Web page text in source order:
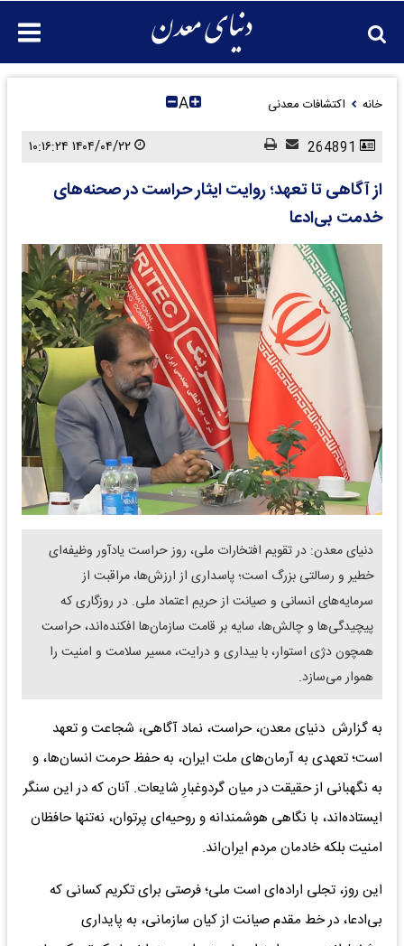
خانه اکتشافات معدنی A
از آگاهی تا تعهد؛ روایت ایثار حراست در صحنه‌های
خدمت بی‌ادعا
دنیای معدن: در تقویم افتخارات ملی، روز حراست یادآور وظیفه‌ای
خطیر و رسالتی بزرگ است؛ پاسداری از ارزش‌ها، مراقبت از
سرمایه‌های انسانی و صیانت از حریمِ اعتماد ملی. در روزگاری که
پیچیدگی‌ها و چالش‌ها، سایه بر قامت سازمان‌ها افکنده‌اند، حراست
همچون دژی استوار، با بیداری و درایت، مسیر سلامت و امنیت را
هموار می‌سازد.
به گزارش دنیای معدن، حراست، نماد آگاهی، شجاعت و تعهد
است؛ تعهدی به آرمان‌های ملت ایران، به حفظ حرمت انسان‌ها، و
به نگهبانی از حقیقت در میان گردوغبارِ شایعات. آنان که در این سنگر
ایستاده‌اند، با نگاهی هوشمندانه و روحیه‌ای پرتوان، نه‌تنها حافظان
امنیت بلکه خادمان مردم ایران‌اند.
این روز، تجلی اراده‌ای است ملی؛ فرصتی برای تکریم کسانی که
بی‌ادعا، در خط مقدم صیانت از کیان سازمانی، به پایداری